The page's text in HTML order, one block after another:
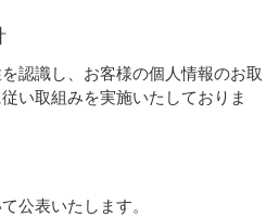
認識し、お客様の個人情報のお取
い取組みを実施いたしておりま
公表いたします。